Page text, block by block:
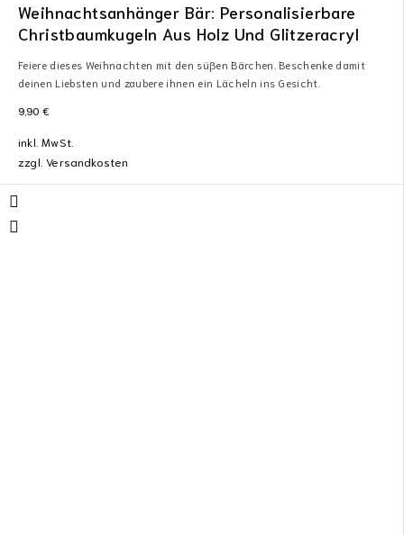
Weihnachtsanhänger Bär: Personalisierbare
Christbaumkugeln Aus Holz Und Glitzeracryl
Feiere dieses Weihnachten mit den süßen Bärchen. Beschenke damit
deinen Liebsten und zaubere ihnen ein Lächeln ins Gesicht.
9,90 €
inkl. MwSt.
zzgl.Versandkosten